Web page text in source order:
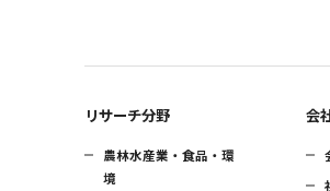
リサーチ分野
農林水産業・食品・環
境
会